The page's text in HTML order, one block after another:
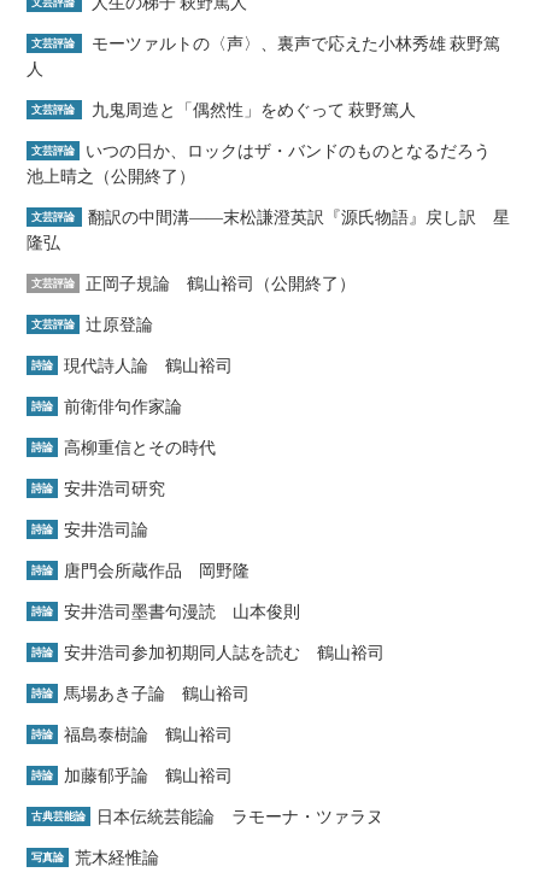
文芸評論
モーツァルトの〈声〉、裏声で応えた小林秀雄 萩野篤
人
文芸評論 九鬼周造と「偶然性」をめぐって 萩野篤人
文芸評論
いつの日か、ロックはザ・バンドのものとなるだろう
池上晴之（公開終了）
文芸評論
翻訳の中間溝――末松謙澄英訳『源氏物語』戻し訳 星
隆弘
文芸評論 正岡子規論 鶴山裕司（公開終了）
文芸評論 辻原登論
詩論 現代詩人論 鶴山裕司
詩論 前衛俳句作家論
詩論 高柳重信とその時代
詩論 安井浩司研究
詩論 安井浩司論
詩論 唐門会所蔵作品 岡野隆
詩論 安井浩司墨書句漫読 山本俊則
詩論 安井浩司参加初期同人誌を読む 鶴山裕司
詩論 馬場あき子論 鶴山裕司
詩論 福島泰樹論 鶴山裕司
詩論 加藤郁乎論 鶴山裕司
古典芸能論 日本伝統芸能論 ラモーナ・ツァラヌ
写真論 荒木経惟論